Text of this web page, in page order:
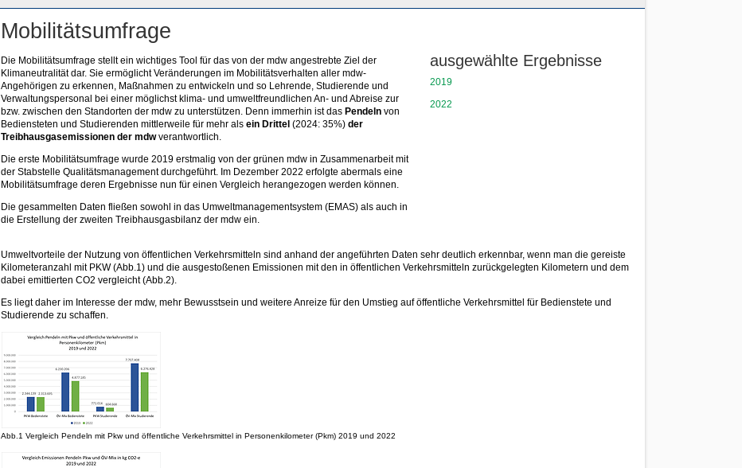
Mobilitätsumfrage
Die Mobilitätsumfrage stellt ein wichtiges Tool für das von der mdw angestrebte Ziel der
Klimaneutralität dar. Sie ermöglicht Veränderungen im Mobilitätsverhalten aller mdw-
Angehörigen zu erkennen, Maßnahmen zu entwickeln und so Lehrende, Studierende und
Verwaltungspersonal bei einer möglichst klima- und umweltfreundlichen An- und Abreise zur
bzw. zwischen den Standorten der mdw zu unterstützen. Denn immerhin ist das Pendeln von
Bediensteten und Studierenden mittlerweile für mehr als ein Drittel (2024: 35%) der
Treibhausgasemissionen der mdwverantwortlich.
Die erste Mobilitätsumfrage wurde 2019 erstmalig von der grünen mdw in Zusammenarbeit mit
der Stabstelle Qualitätsmanagement durchgeführt. Im Dezember 2022 erfolgte abermals eine
Mobilitätsumfrage deren Ergebnisse nun für einen Vergleich herangezogen werden können.
Die gesammelten Daten fließen sowohl in das Umweltmanagementsystem (EMAS) als auch in
die Erstellung der zweiten Treibhausgasbilanz der mdw ein.
ausgewählte Ergebnisse
2019
2022
Umweltvorteile der Nutzung von öffentlichen Verkehrsmitteln sind anhand der angeführten Daten sehr deutlich erkennbar, wenn man die gereiste
Kilometeranzahl mit PKW (Abb.1) und die ausgestoßenen Emissionen mit den in öffentlichen Verkehrsmitteln zurückgelegten Kilometern und dem
dabei emittierten CO2 vergleicht (Abb.2).
Es liegt daher im Interesse der mdw, mehr Bewusstsein und weitere Anreize für den Umstieg auf öffentliche Verkehrsmittel für Bedienstete und
Studierende zu schaffen.
Abb.1 Vergleich Pendeln mit Pkw und öffentliche Verkehrsmittel in Personenkilometer (Pkm) 2019 und 2022